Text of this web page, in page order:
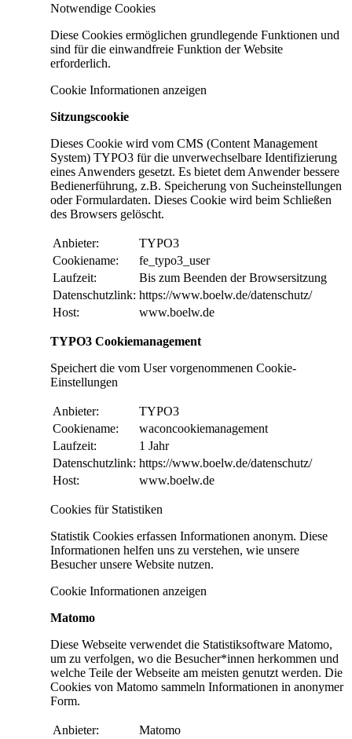
Notwendige Cookies
Diese Cookies ermöglichen grundlegende Funktionen und
sind für die einwandfreie Funktion der Website
erforderlich.
Cookie Informationen anzeigen
Sitzungscookie
Dieses Cookie wird vom CMS (Content Management
System) TYPO3 für die unverwechselbare Identifizierung
eines Anwenders gesetzt. Es bietet dem Anwender bessere
Bedienerführung, z.B. Speicherung von Sucheinstellungen
oder Formulardaten. Dieses Cookie wird beim Schließen
des Browsers gelöscht.
Anbieter:
TYPO3
Cookiename:
fe_typo3_user
Laufzeit:
Bis zum Beenden der Browsersitzung
Datenschutzlink: https://www.boelw.de/datenschutz/
Host:
www.boelw.de
TYPO3 Cookiemanagement
Speichert die vom User vorgenommenen Cookie-
Einstellungen
Anbieter:
TYPO3
Cookiename:
waconcookiemanagement
Laufzeit:
1 Jahr
Datenschutzlink: https://www.boelw.de/datenschutz/
Host:
www.boelw.de
Cookies für Statistiken
Statistik Cookies erfassen Informationen anonym. Diese
Informationen helfen uns zu verstehen, wie unsere
Besucher unsere Website nutzen.
Cookie Informationen anzeigen
Matomo
Diese Webseite verwendet die Statistiksoftware Matomo,
um zu verfolgen, wo die Besucher*innen herkommen und
welche Teile der Webseite am meisten genutzt werden. Die
Cookies von Matomo sammeln Informationen in anonymer
Form.
Anbieter:
Matomo